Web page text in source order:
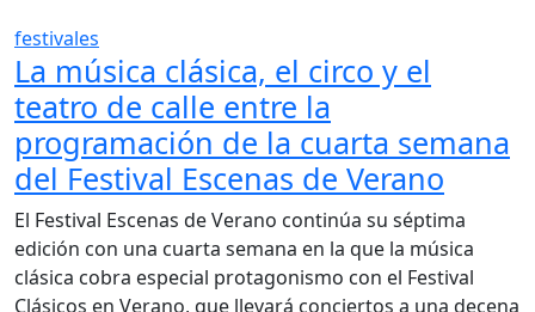
festivales
La música clásica, el circo y el
teatro de calle entre la
programación de la cuarta semana
del Festival Escenas de Verano
El Festival Escenas de Verano continúa su séptima
edición con una cuarta semana en la que la música
clásica cobra especial protagonismo con el Festival
Clásicos en Verano, que llevará conciertos a una decena